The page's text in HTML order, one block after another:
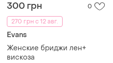
300 грн
0
270 грн с 12 авг.
Evans
Женские бриджи лен+
вискоза